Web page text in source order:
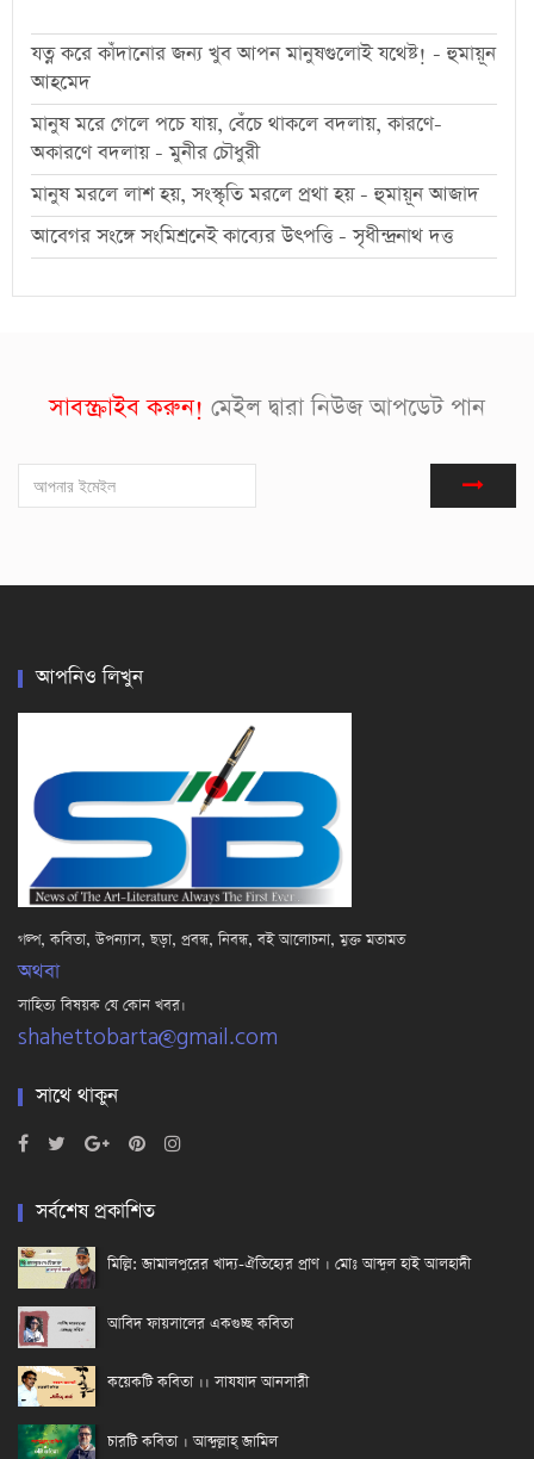
যত্ন করে কাঁদানোর জন্য খুব আপন মানুষগুলোই যথেষ্ট! - হুমায়ূন
আহমেদ
মানুষ মরে গেলে পচে যায়, বেঁচে থাকলে বদলায়, কারণে-
অকারণে বদলায় - মুনীর চৌধুরী
মানুষ মরলে লাশ হয়, সংস্কৃতি মরলে প্রথা হয় - হুমায়ূন আজাদ
আবেগর সংঙ্গে সংমিশ্রনেই কাব্যের উৎপত্তি - সৃধীন্দ্রনাথ দত্ত
সাবস্ক্রাইব করুন! মেইল দ্বারা নিউজ আপডেট পান
আপনিও লিখুন
গল্প, কবিতা, উপন্যাস, ছড়া, প্রবন্ধ, নিবন্ধ, বই আলোচনা, মুক্ত মতামত
অথবা
সাহিত্য বিষয়ক যে কোন খবর।
shahettobarta@gmail.com
সাথে থাকুন
সর্বশেষ প্রকাশিত
মিল্লি: জামালপুরের খাদ্য-ঐতিহ্যের প্রাণ । মোঃ আব্দুল হাই আলহাদী
আবিদ ফায়সালের একগুচ্ছ কবিতা
কয়েকটি কবিতা ।। সাযযাদ আনসারী
চারটি কবিতা । আব্দুল্লাহ্ জামিল